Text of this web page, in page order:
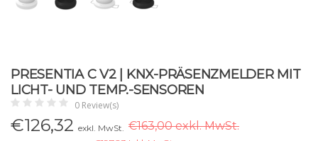
PRESENTIA C V2 | KNX-PRÄSENZMELDER MIT
LICHT- UND TEMP.-SENSOREN
0 Review(s)
€126,32 exkl. MwSt. €163,00 exkl. MwSt.